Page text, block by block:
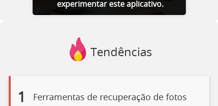
experimentar este aplicativo.
Tendências
1 Ferramentas de recuperação de fotos